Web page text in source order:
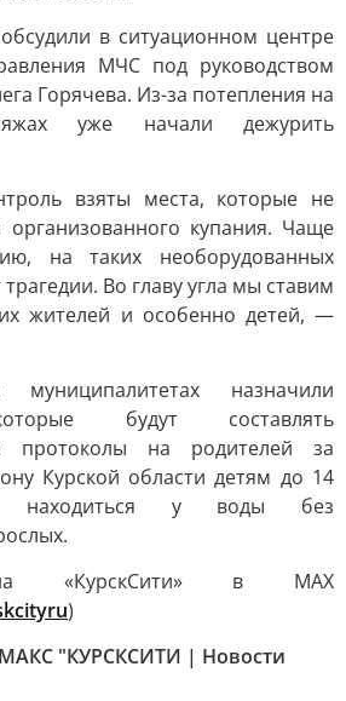
в ситуационном центре
МЧС под руководством
Горячева. Из-за потепления на
уже начали дежурить
взяты места, которые не
организованного купания. Чаще
на таких необорудованных
Во главу угла мы ставим
жителей и особенно детей, —
назначили
будут составлять
протоколы на родителей за
Курской области детям до 14
находиться у воды без
на «КурскСити» в МАХ
)
"КУРСКСИТИ | Новости